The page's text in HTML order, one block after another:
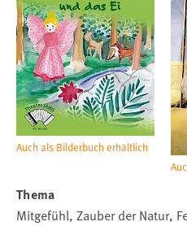
Auch als Bilderbuch erhältlich
Thema
Mitgefühl, Zauber der Natur,